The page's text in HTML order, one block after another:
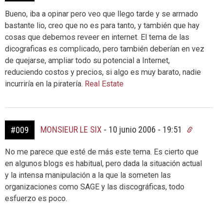
Bueno, iba a opinar pero veo que llego tarde y se armado
bastante lio, creo que no es para tanto, y también que hay
cosas que debemos reveer en internet. El tema de las
dicograficas es complicado, pero también deberían en vez
de quejarse, ampliar todo su potencial a Internet,
reduciendo costos y precios, si algo es muy barato, nadie
incurriría en la piratería. Real Estate
#009 MONSIEUR LE SIX - 10 junio 2006 - 19:51
No me parece que esté de más este tema. Es cierto que
en algunos blogs es habitual, pero dada la situación actual
y la intensa manipulación a la que la someten las
organizaciones como SAGE y las discográficas, todo
esfuerzo es poco.